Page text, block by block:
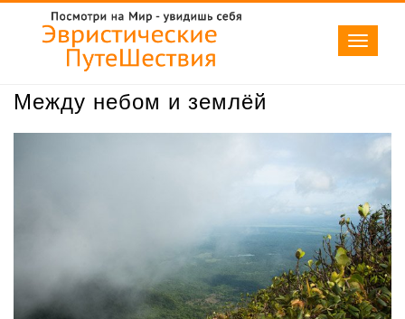
Toggle
Между небом и землёй